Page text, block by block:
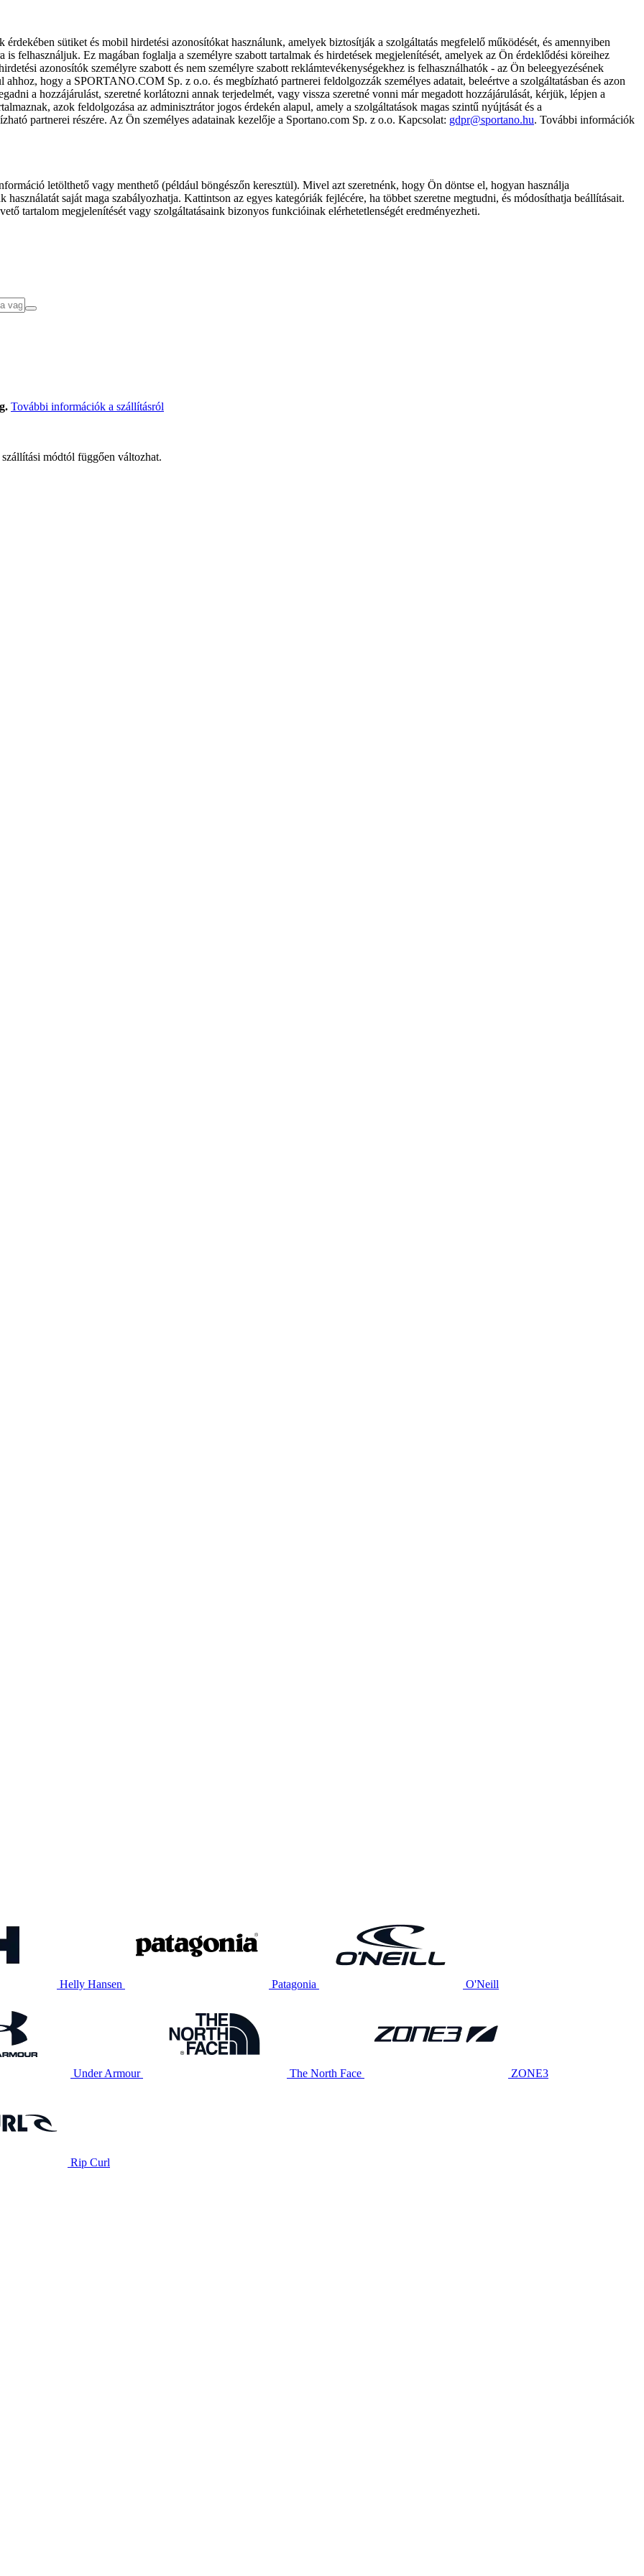
sütiket és mobil hirdetési azonosítókat használunk, amelyek biztosítják a szolgáltatás megfelelő működését, és amennyiben
is felhasználjuk. Ez magában foglalja a személyre szabott tartalmak és hirdetések megjelenítését, amelyek az Ön érdeklődési köreihez
azonosítók személyre szabott és nem személyre szabott reklámtevékenységekhez is felhasználhatók - az Ön beleegyezésének
hogy a SPORTANO.COM Sp. z o.o. és megbízható partnerei feldolgozzák személyes adatait, beleértve a szolgáltatásban és azon
a hozzájárulást, szeretné korlátozni annak terjedelmét, vagy vissza szeretné vonni már megadott hozzájárulását, kérjük, lépjen a
azok feldolgozása az adminisztrátor jogos érdekén alapul, amely a szolgáltatások magas szintű nyújtását és a
partnerei részére. Az Ön személyes adatainak kezelője a Sportano.com Sp. z o.o. Kapcsolat: gdpr@sportano.hu. További információk
letölthető vagy menthető (például böngészőn keresztül). Mivel azt szeretnénk, hogy Ön döntse el, hogyan használja
saját maga szabályozhatja. Kattintson az egyes kategóriák fejlécére, ha többet szeretne megtudni, és módosíthatja beállításait.
tartalom megjelenítését vagy szolgáltatásaink bizonyos funkcióinak elérhetetlenségét eredményezheti.
További információk a szállításról
módtól függően változhat.
Helly Hansen Patagonia O'Neill
Under Armour The North Face ZONE3
Rip Curl